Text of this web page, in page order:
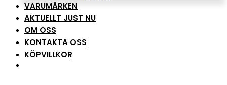
VARUMÄRKEN
AKTUELLT JUST NU
OM OSS
KONTAKTA OSS
KÖPVILLKOR